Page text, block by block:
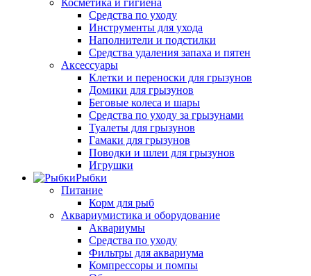
Косметика и гигиена
Средства по уходу
Инструменты для ухода
Наполнители и подстилки
Средства удаления запаха и пятен
Аксессуары
Клетки и переноски для грызунов
Домики для грызунов
Беговые колеса и шары
Средства по уходу за грызунами
Туалеты для грызунов
Гамаки для грызунов
Поводки и шлеи для грызунов
Игрушки
Рыбки
Питание
Корм для рыб
Аквариумистика и оборудование
Аквариумы
Средства по уходу
Фильтры для аквариума
Компрессоры и помпы